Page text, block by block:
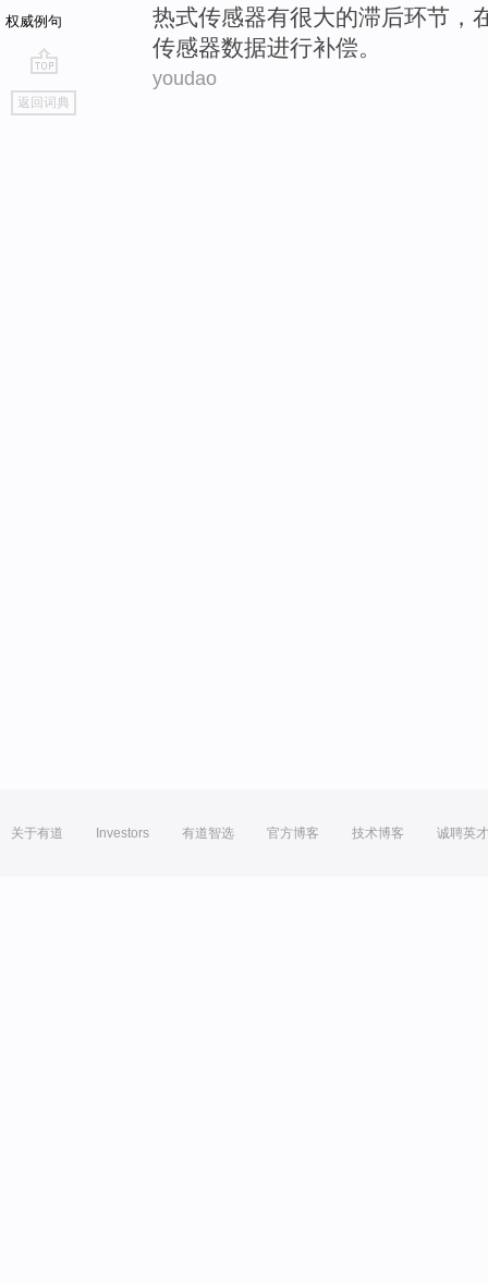
权威例句
go
top
返回词典
热式传感器有很大的滞后环节 ，
传感器数据进行补偿。
youdao
关于有道 Investors 有道智选 官方博客 技术博客 诚聘英才